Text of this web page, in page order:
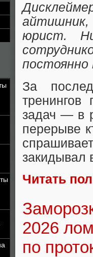
юрист.
За
задач — в
перерыве
закидывал
Читать
2026
по